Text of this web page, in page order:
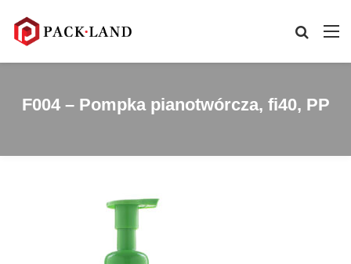
F004 – Pompka pianotwórcza, fi40, PP